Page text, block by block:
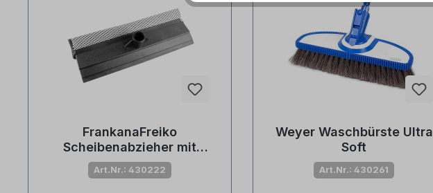
FrankanaFreiko
Scheibenabzieher mit
Fliegenentferner
Art.Nr.: 430222
Weyer Waschbürste Ultra
Soft
Art.Nr.: 430261